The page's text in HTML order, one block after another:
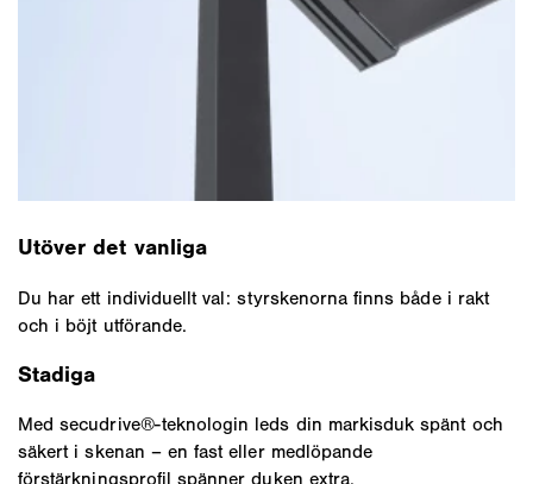
Utöver det vanliga
Du har ett individuellt val: styrskenorna finns både i rakt
och i böjt utförande.
Stadiga
Med secudrive®-teknologin leds din markisduk spänt och
säkert i skenan – en fast eller medlöpande
förstärkningsprofil spänner duken extra.